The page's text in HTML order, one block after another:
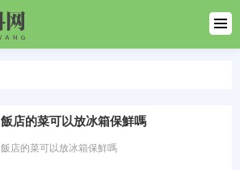
飯店的菜可以放冰箱保鮮嗎
飯店的菜可以放冰箱保鮮嗎